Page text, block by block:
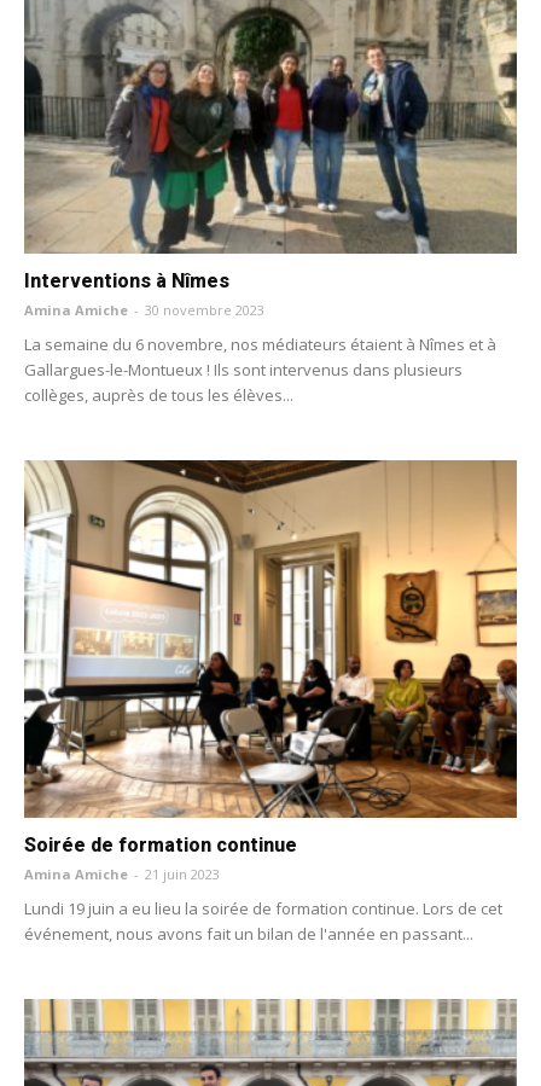
Interventions à Nîmes
Amina Amiche - 30 novembre 2023
La semaine du 6 novembre, nos médiateurs étaient à Nîmes et à
Gallargues-le-Montueux ! Ils sont intervenus dans plusieurs
collèges, auprès de tous les élèves...
Soirée de formation continue
Amina Amiche - 21 juin 2023
Lundi 19 juin a eu lieu la soirée de formation continue. Lors de cet
événement, nous avons fait un bilan de l'année en passant...